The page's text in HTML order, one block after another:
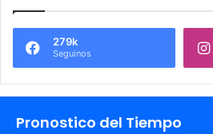
279k
Seguinos
Pronostico del Tiempo